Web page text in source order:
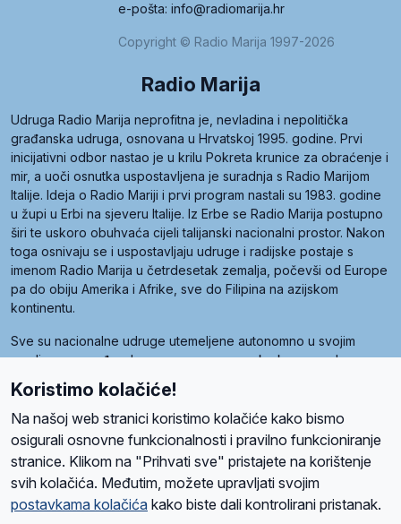
e-pošta: info@radiomarija.hr
Copyright © Radio Marija 1997-2026
Radio Marija
Udruga Radio Marija neprofitna je, nevladina i nepolitička
građanska udruga, osnovana u Hrvatskoj 1995. godine. Prvi
inicijativni odbor nastao je u krilu Pokreta krunice za obraćenje i
mir, a uoči osnutka uspostavljena je suradnja s Radio Marijom
Italije. Ideja o Radio Mariji i prvi program nastali su 1983. godine
u župi u Erbi na sjeveru Italije. Iz Erbe se Radio Marija postupno
širi te uskoro obuhvaća cijeli talijanski nacionalni prostor. Nakon
toga osnivaju se i uspostavljaju udruge i radijske postaje s
imenom Radio Marija u četrdesetak zemalja, počevši od Europe
pa do obiju Amerika i Afrike, sve do Filipina na azijskom
kontinentu.
Sve su nacionalne udruge utemeljene autonomno u svojim
zemljama, a međusobna su povezane preko krovne udruge
pod nazivom Svjetska obitelj Radio Marije (World Family of
Radio Maria). Svjetsku obitelj utemeljilo je sedam članica, među
kojima je i hrvatska Udruga Radio Marija.
O namaRadio ProgramVolonteriPrijateljiKontaktPravila privatnosti
Koristimo kolačiće!
Na našoj web stranici koristimo kolačiće kako bismo
osigurali osnovne funkcionalnosti i pravilno funkcioniranje
stranice. Klikom na "Prihvati sve" pristajete na korištenje
svih kolačića. Međutim, možete upravljati svojim
postavkama kolačića kako biste dali kontrolirani pristanak.